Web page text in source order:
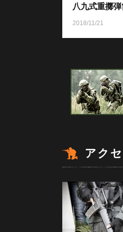
八九式重擲弾
2018/11/21
アク